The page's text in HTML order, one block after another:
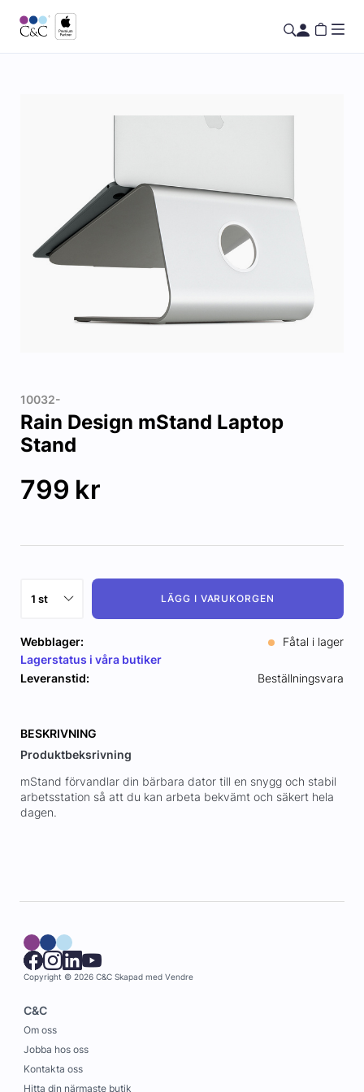
10032-
Rain Design mStand Laptop
Stand
799 kr
LÄGG I VARUKORGEN
Webblager:
Fåtal i lager
Lagerstatus i våra butiker
Leveranstid:
Beställningsvara
BESKRIVNING
Produktbeksrivning
mStand förvandlar din bärbara dator till en snygg och stabil
arbetsstation så att du kan arbeta bekvämt och säkert hela
dagen.
Copyright © 2026 C&C Skapad med Vendre
C&C
Om oss
Jobba hos oss
Kontakta oss
Hitta din närmaste butik